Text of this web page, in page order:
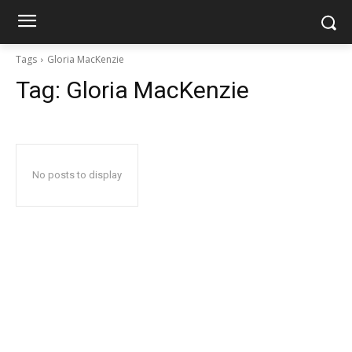
Tags Gloria MacKenzie
Tag: Gloria MacKenzie
No posts to display